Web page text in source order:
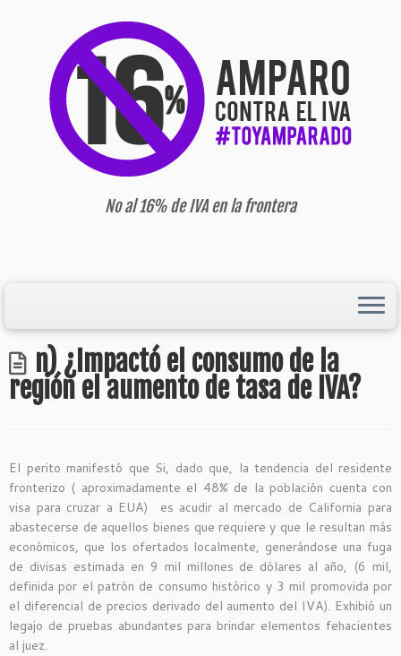
No al 16% de IVA en la frontera
n) ¿Impactó el consumo de la
región el aumento de tasa de IVA?
El perito manifestó que Si, dado que, la tendencia del residente
fronterizo ( aproximadamente el 48% de la población cuenta con
visa para cruzar a EUA) es acudir al mercado de California para
abastecerse de aquellos bienes que requiere y que le resultan más
económicos, que los ofertados localmente, generándose una fuga
de divisas estimada en 9 mil millones de dólares al año, (6 mil,
definida por el patrón de consumo histórico y 3 mil promovida por
el diferencial de precios derivado del aumento del IVA). Exhibió un
legajo de pruebas abundantes para brindar elementos fehacientes
al juez.